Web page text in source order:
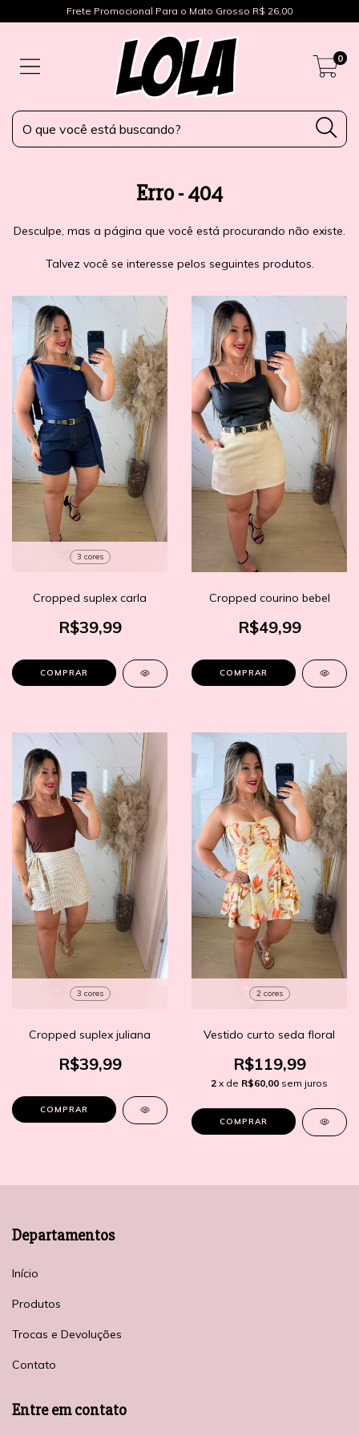
Frete Promocional Para o Mato Grosso R$ 26,00
0
Erro - 404
Desculpe, mas a página que você está procurando não existe.
Talvez você se interesse pelos seguintes produtos.
3 cores
Cropped suplex carla
R$39,99
COMPRAR
Cropped courino bebel
R$49,99
COMPRAR
3 cores
Cropped suplex juliana
R$39,99
COMPRAR
2 cores
Vestido curto seda floral
R$119,99
2 x de R$60,00 sem juros
COMPRAR
Departamentos
Início
Produtos
Trocas e Devoluções
Contato
Entre em contato